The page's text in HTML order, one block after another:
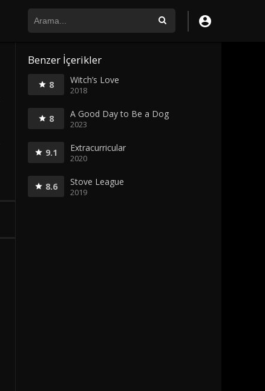
Benzer İçerikler
8 Witch’s Love
2018
8 A Good Day to Be a Dog
2023
9.1 Extracurricular
2020
8.6 Stove League
2019